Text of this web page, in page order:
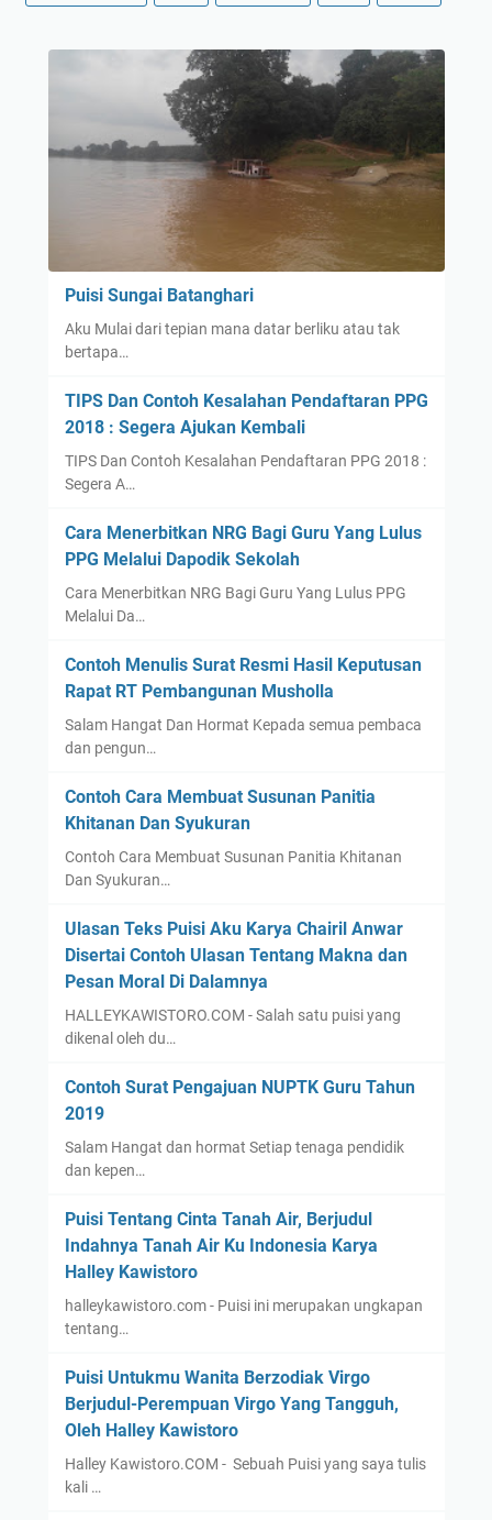
Puisi Sungai Batanghari
Aku Mulai dari tepian mana datar berliku atau tak
bertapa…
TIPS Dan Contoh Kesalahan Pendaftaran PPG
2018 : Segera Ajukan Kembali
TIPS Dan Contoh Kesalahan Pendaftaran PPG 2018 :
Segera A…
Cara Menerbitkan NRG Bagi Guru Yang Lulus
PPG Melalui Dapodik Sekolah
Cara Menerbitkan NRG Bagi Guru Yang Lulus PPG
Melalui Da…
Contoh Menulis Surat Resmi Hasil Keputusan
Rapat RT Pembangunan Musholla
Salam Hangat Dan Hormat Kepada semua pembaca
dan pengun…
Contoh Cara Membuat Susunan Panitia
Khitanan Dan Syukuran
Contoh Cara Membuat Susunan Panitia Khitanan
Dan Syukuran…
Ulasan Teks Puisi Aku Karya Chairil Anwar
Disertai Contoh Ulasan Tentang Makna dan
Pesan Moral Di Dalamnya
HALLEYKAWISTORO.COM - Salah satu puisi yang
dikenal oleh du…
Contoh Surat Pengajuan NUPTK Guru Tahun
2019
Salam Hangat dan hormat Setiap tenaga pendidik
dan kepen…
Puisi Tentang Cinta Tanah Air, Berjudul
Indahnya Tanah Air Ku Indonesia Karya
Halley Kawistoro
halleykawistoro.com - Puisi ini merupakan ungkapan
tentang…
Puisi Untukmu Wanita Berzodiak Virgo
Berjudul-Perempuan Virgo Yang Tangguh,
Oleh Halley Kawistoro
Halley Kawistoro.COM - Sebuah Puisi yang saya tulis
kali …